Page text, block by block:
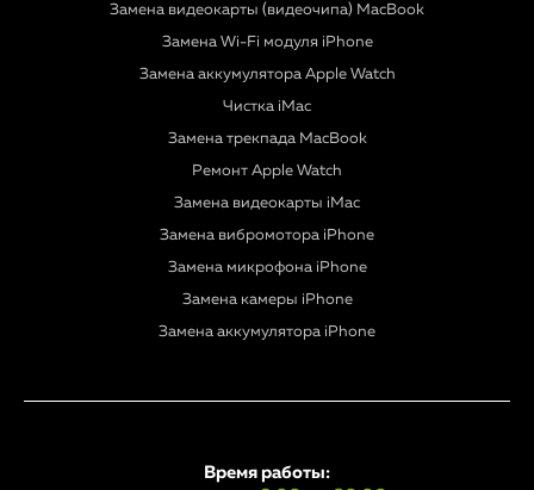
Замена видеокарты (видеочипа) MacBook
Замена Wi-Fi модуля iPhone
Замена аккумулятора Apple Watch
Чистка iMac
Замена трекпада MacBook
Ремонт Apple Watch
Замена видеокарты iMac
Замена вибромотора iPhone
Замена микрофона iPhone
Замена камеры iPhone
Замена аккумулятора iPhone
Время работы: